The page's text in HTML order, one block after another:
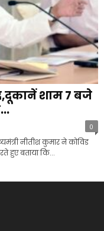
शाम 7 बजे
0
नीतीश कुमार ने कोविड
हुए बताया कि...